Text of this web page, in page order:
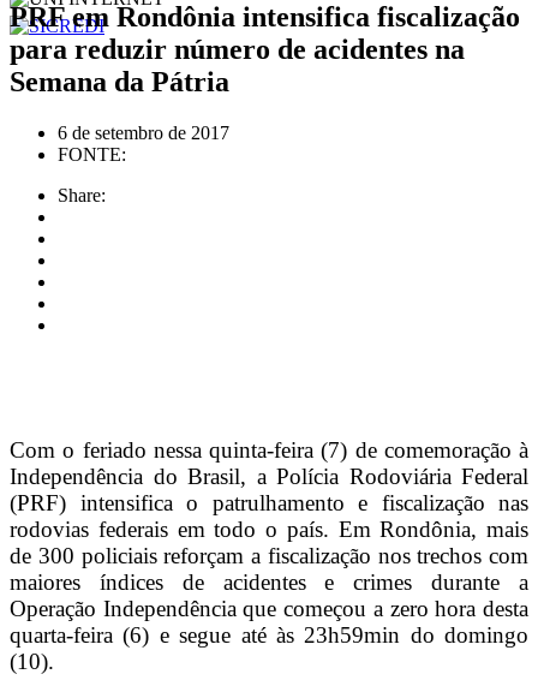
PRF em Rondônia intensifica fiscalização
para reduzir número de acidentes na
Semana da Pátria
6 de setembro de 2017
FONTE:
Share:
Com o feriado nessa quinta-feira (7) de comemoração à
Independência do Brasil, a Polícia Rodoviária Federal
(PRF) intensifica o patrulhamento e fiscalização nas
rodovias federais em todo o país. Em Rondônia, mais
de 300 policiais reforçam a fiscalização nos trechos com
maiores índices de acidentes e crimes durante a
Operação Independência que começou a zero hora desta
quarta-feira (6) e segue até às 23h59min do domingo
(10).